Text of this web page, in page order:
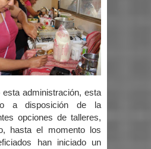
esta administración, esta
a disposición de la
opciones de talleres,
hasta el momento los
han iniciado un